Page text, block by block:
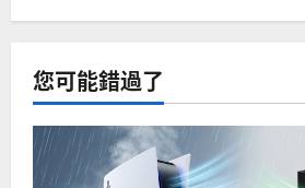
您可能錯過了